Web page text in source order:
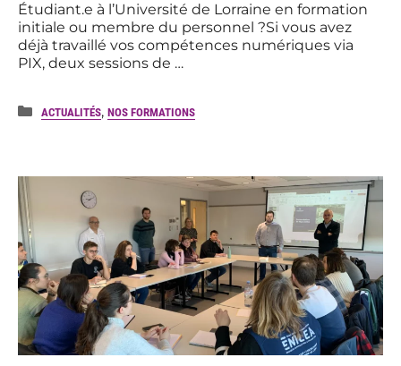
Étudiant.e à l’Université de Lorraine en formation
initiale ou membre du personnel ?Si vous avez
déjà travaillé vos compétences numériques via
PIX, deux sessions de …
Catégories
ACTUALITÉS, NOS FORMATIONS